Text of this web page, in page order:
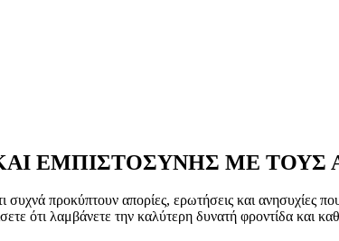
ΕΜΠΙΣΤΟΣΥΝΗΣ ΜΕ
προκύπτουν απορίες, ερωτήσεις και ανησυχίες
ότι λαμβάνετε την καλύτερη δυνατή φροντίδα και